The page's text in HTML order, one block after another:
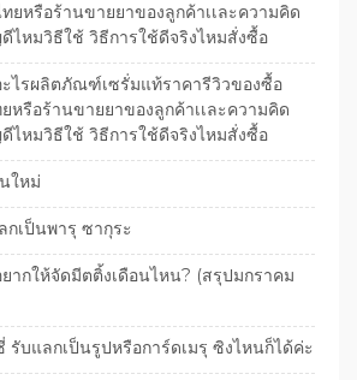
ยหรือร้านขายยาของลูกค้าเเละความคิด
ไหมวิธีใช้ วิธีการใช้ดีจริงไหมสั่งซื้อ
ะไรผลิตภัณฑ์เซรั่มแท้ราคารีวิวของซื้อ
หรือร้านขายยาของลูกค้าเเละความคิด
ไหมวิธีใช้ วิธีการใช้ดีจริงไหมสั่งซื้อ
ใหม่
เป็นพารุ ซากุระ
ากให้จัดมีตติ้งเดือนไหน? (สรุปมกราคม
รับแลกเป็นรูปหรือการ์ดเมรุ ซิงไหนก็ได้ค่ะ